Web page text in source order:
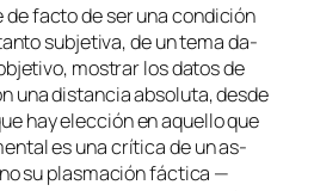
de fac­tode ser una con­di­ción
sub­je­ti­va, de un te­ma da­
mos­trar los da­tos de
una dis­tan­cia ab­so­lu­ta, des­de
hay elec­ción en aque­llo que
es una crí­ti­ca de un as­
su plas­ma­ción fác­ti­ca —